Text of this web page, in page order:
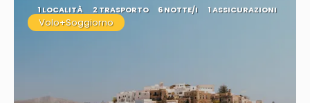
1 LOCALITÀ 2 TRASPORTO 6 NOTTE/I 1 ASSICURAZIONI
Volo+Soggiorno